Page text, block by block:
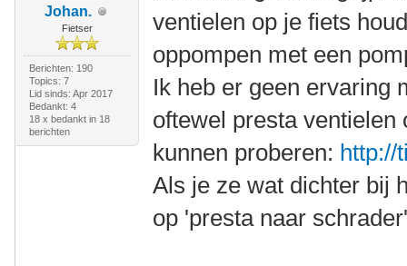
Johan.
Fietser
Berichten: 190
Topics: 7
Lid sinds: Apr 2017
Bedankt: 4
18 x bedankt in 18
berichten
ventielen op je fiets
oppompen met een
Ik heb er geen ervaring
oftewel presta ventielen
kunnen proberen: http://
Als je ze wat dichter bij
op 'presta naar